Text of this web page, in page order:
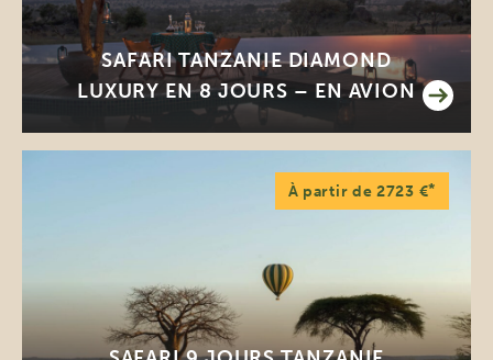
SAFARI TANZANIE DIAMOND
LUXURY EN 8 JOURS – EN AVION
À partir de 2723 €*